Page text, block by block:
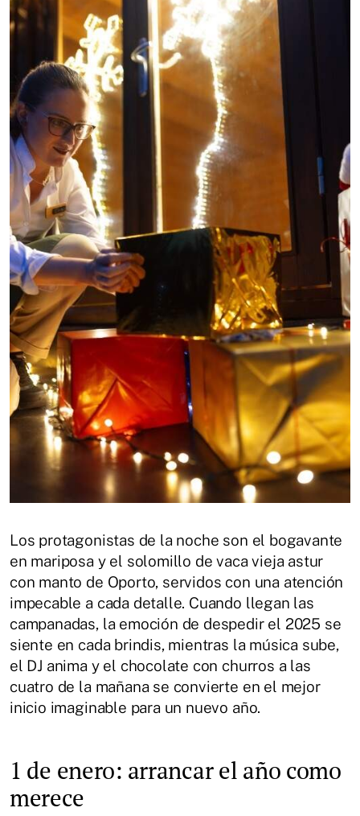
Los protagonistas de la noche son el bogavante
en mariposa y el solomillo de vaca vieja astur
con manto de Oporto, servidos con una atención
impecable a cada detalle. Cuando llegan las
campanadas, la emoción de despedir el 2025 se
siente en cada brindis, mientras la música sube,
el DJ anima y el chocolate con churros a las
cuatro de la mañana se convierte en el mejor
inicio imaginable para un nuevo año.
1 de enero: arrancar el año como
merece